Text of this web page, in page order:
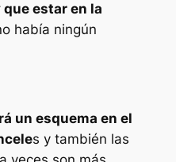
que estar en la
había ningún
un esquema en el
s y también las